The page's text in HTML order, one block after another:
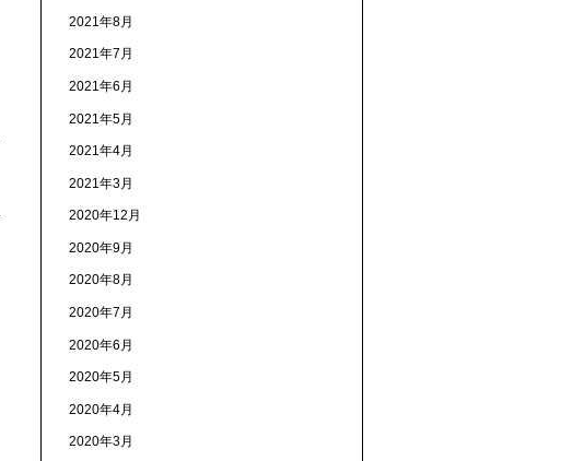
2021年8月
2021年7月
2021年6月
2021年5月
2021年4月
2021年3月
2020年12月
2020年9月
2020年8月
2020年7月
2020年6月
2020年5月
2020年4月
2020年3月